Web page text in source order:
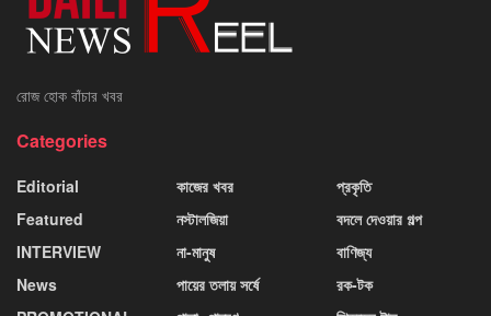
রোজ হোক বাঁচার খবর
Categories
Editorial
Featured
INTERVIEW
News
কাজের খবর
নস্টালজিয়া
না-মানুষ
পায়ের তলায় সর্ষে
প্রকৃতি
বদলে দেওয়ার গল্প
বাণিজ্য
রক-টক